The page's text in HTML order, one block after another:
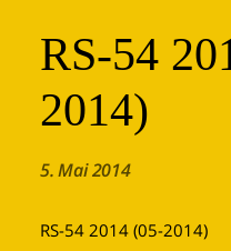
RS-54
2014)
5. Mai 2014
RS-54 2014 (05-2014)